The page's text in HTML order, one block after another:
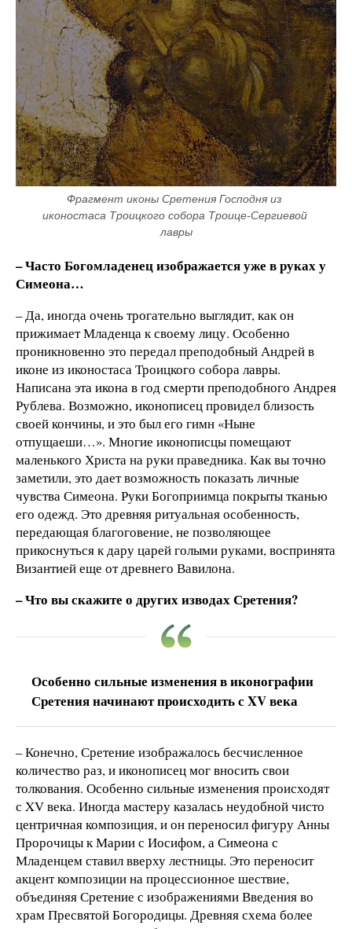
Фрагмент иконы Сретения Господня из
иконостаса Троицкого собора Троице-Сергиевой
лавры
– Часто Богомладенец изображается уже в руках у
Симеона…
– Да, иногда очень трогательно выглядит, как он
прижимает Младенца к своему лицу. Особенно
проникновенно это передал преподобный Андрей в
иконе из иконостаса Троицкого собора лавры.
Написана эта икона в год смерти преподобного Андрея
Рублева. Возможно, иконописец провидел близость
своей кончины, и это был его гимн «Ныне
отпущаеши…». Многие иконописцы помещают
маленького Христа на руки праведника. Как вы точно
заметили, это дает возможность показать личные
чувства Симеона. Руки Богоприимца покрыты тканью
его одежд. Это древняя ритуальная особенность,
передающая благоговение, не позволяющее
прикоснуться к дару царей голыми руками, воспринята
Византией еще от древнего Вавилона.
– Что вы скажите о других изводах Сретения?
Особенно сильные изменения в иконографии
Сретения начинают происходить с XV века
– Конечно, Сретение изображалось бесчисленное
количество раз, и иконописец мог вносить свои
толкования. Особенно сильные изменения происходят
с XV века. Иногда мастеру казалась неудобной чисто
центричная композиция, и он переносил фигуру Анны
Пророчицы к Марии с Иосифом, а Симеона с
Младенцем ставил вверху лестницы. Это переносит
акцент композиции на процессионное шествие,
объединяя Сретение с изображениями Введения во
храм Пресвятой Богородицы. Древняя схема более